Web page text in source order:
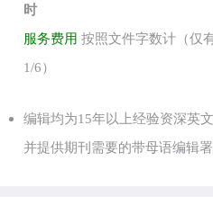
时
服务费用 按照文件字数计（仅
1/6）
编辑均为15年以上经验资深英
并提供期刊需要的带母语编辑